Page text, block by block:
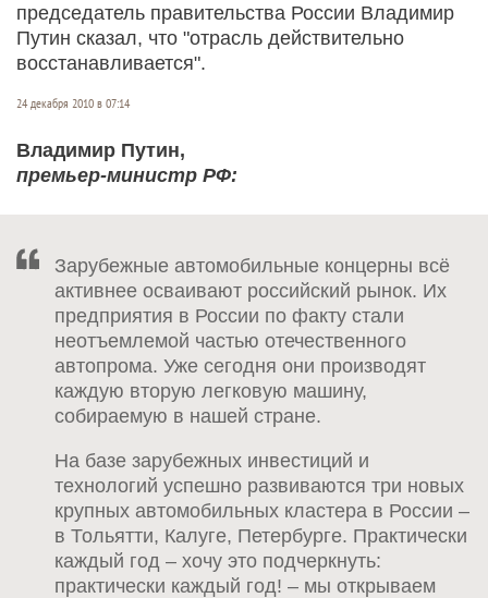
председатель правительства России Владимир
Путин сказал, что "отрасль действительно
восстанавливается".
24 декабря 2010 в 07:14
Владимир Путин,
премьер-министр РФ:
Зарубежные автомобильные концерны всё
активнее осваивают российский рынок. Их
предприятия в России по факту стали
неотъемлемой частью отечественного
автопрома. Уже сегодня они производят
каждую вторую легковую машину,
собираемую в нашей стране.
На базе зарубежных инвестиций и
технологий успешно развиваются три новых
крупных автомобильных кластера в России –
в Тольятти, Калуге, Петербурге. Практически
каждый год – хочу это подчеркнуть:
практически каждый год! – мы открываем